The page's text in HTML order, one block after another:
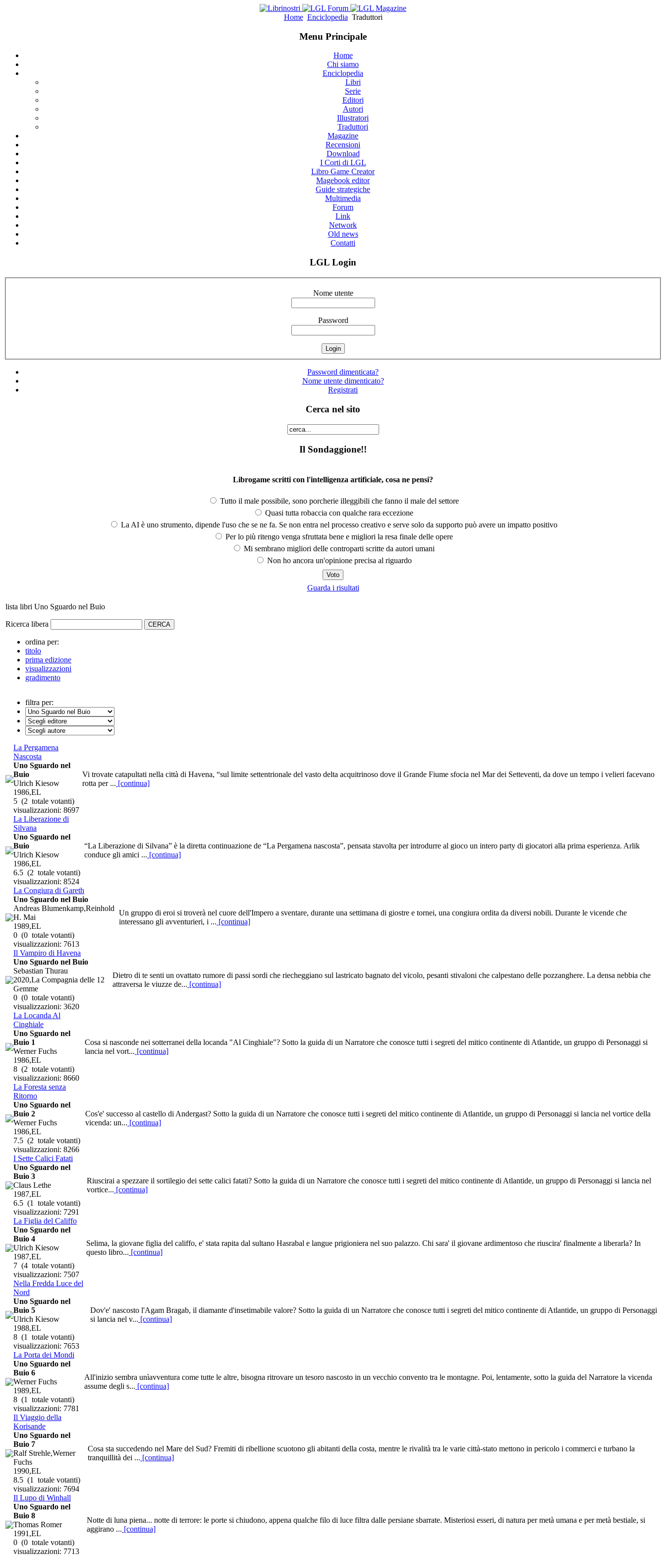
Home Enciclopedia Traduttori
Menu Principale
Home
Chi siamo
Enciclopedia
Libri
Serie
Editori
Autori
Illustratori
Traduttori
Magazine
Recensioni
Download
I Corti di LGL
Libro Game Creator
Magebook editor
Guide strategiche
Multimedia
Forum
Link
Network
Old news
Contatti
LGL Login
Nome utente
Password
Password dimenticata?
Nome utente dimenticato?
Registrati
Cerca nel sito
Il Sondaggione!!
Librogame scritti con l'intelligenza artificiale, cosa ne pensi?
Tutto il male possibile, sono porcherie illeggibili che fanno il male del settore
Quasi tutta robaccia con qualche rara eccezione
La AI è uno strumento, dipende l'uso che se ne fa. Se non entra nel processo creativo e serve solo da supporto può avere un impatto positivo
Per lo più ritengo venga sfruttata bene e migliori la resa finale delle opere
Mi sembrano migliori delle controparti scritte da autori umani
Non ho ancora un'opinione precisa al riguardo
Guarda i risultati
lista libri Uno Sguardo nel Buio
Ricerca libera
ordina per:
titolo
prima edizione
visualizzazioni
gradimento
filtra per:
La Pergamena
Nascosta
Vi trovate catapultati nella città di Havena, “sul limite settentrionale del vasto delta acquitrinoso dove il Grande Fiume sfocia nel Mar dei Setteventi, da dove un tempo i velieri facevano
rotta per ... [continua]
Uno Sguardo nel
Buio
Ulrich Kiesow
1986,EL
5 (2 totale votanti)
visualizzazioni: 8697
La Liberazione di
Silvana
“La Liberazione di Silvana” è la diretta continuazione de “La Pergamena nascosta”, pensata stavolta per introdurre al gioco un intero party di giocatori alla prima esperienza. Arlik
conduce gli amici ... [continua]
Uno Sguardo nel
Buio
Ulrich Kiesow
1986,EL
6.5 (2 totale votanti)
visualizzazioni: 8524
La Congiura di Gareth
Un gruppo di eroi si troverà nel cuore dell'Impero a sventare, durante una settimana di giostre e tornei, una congiura ordita da diversi nobili. Durante le vicende che
interessano gli avventurieri, i ... [continua]
Uno Sguardo nel Buio
Andreas Blumenkamp,Reinhold
H. Mai
1989,EL
0 (0 totale votanti)
visualizzazioni: 7613
Il Vampiro di Havena
Dietro di te senti un ovattato rumore di passi sordi che riecheggiano sul lastricato bagnato del vicolo, pesanti stivaloni che calpestano delle pozzanghere. La densa nebbia che
attraversa le viuzze de... [continua]
Uno Sguardo nel Buio
Sebastian Thurau
2020,La Compagnia delle 12
Gemme
0 (0 totale votanti)
visualizzazioni: 3620
La Locanda Al
Cinghiale
Cosa si nasconde nei sotterranei della locanda "Al Cinghiale"? Sotto la guida di un Narratore che conosce tutti i segreti del mitico continente di Atlantide, un gruppo di Personaggi si
lancia nel vort... [continua]
Uno Sguardo nel
Buio 1
Werner Fuchs
1986,EL
8 (2 totale votanti)
visualizzazioni: 8660
La Foresta senza
Ritorno
Cos'e' successo al castello di Andergast? Sotto la guida di un Narratore che conosce tutti i segreti del mitico continente di Atlantide, un gruppo di Personaggi si lancia nel vortice della
vicenda: un... [continua]
Uno Sguardo nel
Buio 2
Werner Fuchs
1986,EL
7.5 (2 totale votanti)
visualizzazioni: 8266
I Sette Calici Fatati
Riuscirai a spezzare il sortilegio dei sette calici fatati? Sotto la guida di un Narratore che conosce tutti i segreti del mitico continente di Atlantide, un gruppo di Personaggi si lancia nel
vortice... [continua]
Uno Sguardo nel
Buio 3
Claus Lethe
1987,EL
6.5 (1 totale votanti)
visualizzazioni: 7291
La Figlia del Califfo
Selima, la giovane figlia del califfo, e' stata rapita dal sultano Hasrabal e langue prigioniera nel suo palazzo. Chi sara' il giovane ardimentoso che riuscira' finalmente a liberarla? In
questo libro... [continua]
Uno Sguardo nel
Buio 4
Ulrich Kiesow
1987,EL
7 (4 totale votanti)
visualizzazioni: 7507
Nella Fredda Luce del
Nord
Dov'e' nascosto l'Agam Bragab, il diamante d'insetimabile valore? Sotto la guida di un Narratore che conosce tutti i segreti del mitico continente di Atlantide, un gruppo di Personaggi
si lancia nel v... [continua]
Uno Sguardo nel
Buio 5
Ulrich Kiesow
1988,EL
8 (1 totale votanti)
visualizzazioni: 7653
La Porta dei Mondi
All'inizio sembra unìavventura come tutte le altre, bisogna ritrovare un tesoro nascosto in un vecchio convento tra le montagne. Poi, lentamente, sotto la guida del Narratore la vicenda
assume degli s... [continua]
Uno Sguardo nel
Buio 6
Werner Fuchs
1989,EL
8 (1 totale votanti)
visualizzazioni: 7781
Il Viaggio della
Korisande
Cosa sta succedendo nel Mare del Sud? Fremiti di ribellione scuotono gli abitanti della costa, mentre le rivalità tra le varie città-stato mettono in pericolo i commerci e turbano la
tranquillità dei ... [continua]
Uno Sguardo nel
Buio 7
Ralf Strehle,Werner
Fuchs
1990,EL
8.5 (1 totale votanti)
visualizzazioni: 7694
Il Lupo di Winhall
Notte di luna piena... notte di terrore: le porte si chiudono, appena qualche filo di luce filtra dalle persiane sbarrate. Misteriosi esseri, di natura per metà umana e per metà bestiale, si
aggirano ... [continua]
Uno Sguardo nel
Buio 8
Thomas Romer
1991,EL
0 (0 totale votanti)
visualizzazioni: 7713